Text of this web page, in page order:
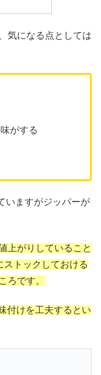
気になる点としては
がする
いますがジッパーが
上がりしていること
ストックしておける
ろです。
付けを工夫するとい